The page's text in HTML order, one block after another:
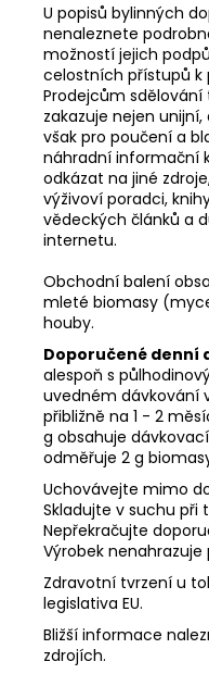
U popisů bylinných
nenaleznete
možností jejich
celostních přístupů k
Prodejcům
zakazuje nejen
však pro poučení a
náhradní informační
odkázat na jiné
výživoví poradci,
vědeckých článků a
internetu.
Obchodní balení
mleté biomasy
houby.
Doporučené denní
alespoň s
uvedném dávkování
přibližně na 1 - 2
g obsahuje
odměřuje 2 g
Uchovávejte mimo
Skladujte v suchu při
Nepřekračujte
Výrobek
Zdravotní tvrzení u
legislativa EU.
Bližší informace
zdrojích.